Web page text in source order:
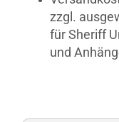
zzgl.
für Sheriff
und